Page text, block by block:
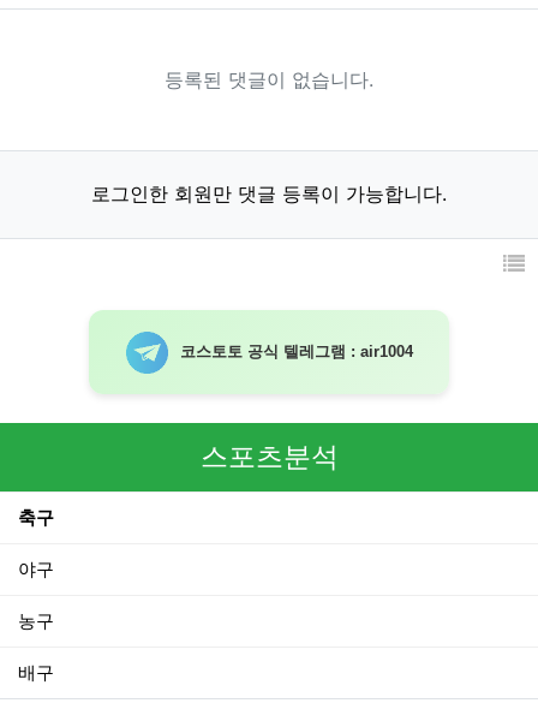
등록된 댓글이 없습니다.
로그인한 회원만 댓글 등록이 가능합니다.
코스토토 공식 텔레그램 : air1004
스포츠분석
축구
야구
농구
배구